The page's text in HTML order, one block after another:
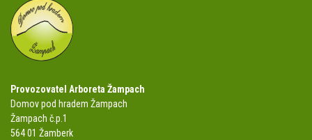
Provozovatel Arboreta Žampach
Domov pod hradem Žampach
Žampach č.p.1
564 01 Žamberk